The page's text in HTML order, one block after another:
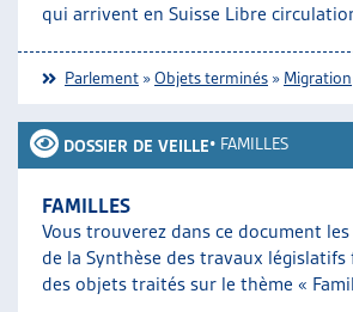
ARTICLES
VEILLE
THÉMATIQUES
GUIDE SOCIAL ROMAND
AUTRES
ARTIAS
L’ASSOCIATION
PROJETS ET ACTIVITÉS
qui arrivent en Suisse Libre
Parlement »Objets terminés » Migration
DOSSIER DE VEILLE• FAMILLES
FAMILLES
Vous trouverez dans ce document
de la Synthèse des travaux législatifs
des objets traités sur le thème «